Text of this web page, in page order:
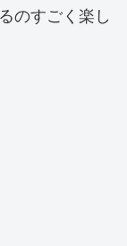
のすごく楽し